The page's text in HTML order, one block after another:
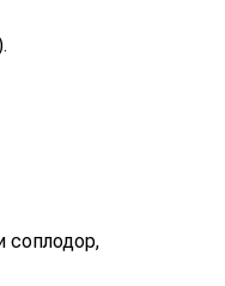
соплодор,